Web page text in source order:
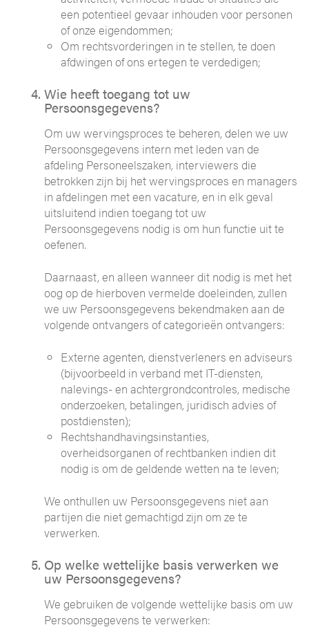
een potentieel gevaar inhouden voor personen
of onze eigendommen;
Om rechtsvorderingen in te stellen, te doen
afdwingen of ons ertegen te verdedigen;
Wie heeft toegang tot uw
Persoonsgegevens?
Om uw wervingsproces te beheren, delen we uw
Persoonsgegevens intern met leden van de
afdeling Personeelszaken, interviewers die
betrokken zijn bij het wervingsproces en managers
in afdelingen met een vacature, en in elk geval
uitsluitend indien toegang tot uw
Persoonsgegevens nodig is om hun functie uit te
oefenen.
Daarnaast, en alleen wanneer dit nodig is met het
oog op de hierboven vermelde doeleinden, zullen
we uw Persoonsgegevens bekendmaken aan de
volgende ontvangers of categorieën ontvangers:
Externe agenten, dienstverleners en adviseurs
(bijvoorbeeld in verband met IT-diensten,
nalevings- en achtergrondcontroles, medische
onderzoeken, betalingen, juridisch advies of
postdiensten);
Rechtshandhavingsinstanties,
overheidsorganen of rechtbanken indien dit
nodig is om de geldende wetten na te leven;
We onthullen uw Persoonsgegevens niet aan
partijen die niet gemachtigd zijn om ze te
verwerken.
Op welke wettelijke basis verwerken we
uw Persoonsgegevens?
We gebruiken de volgende wettelijke basis om uw
Persoonsgegevens te verwerken: